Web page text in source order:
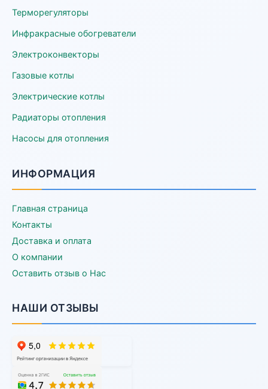
Терморегуляторы
Инфракрасные обогреватели
Электроконвекторы
Газовые котлы
Электрические котлы
Радиаторы отопления
Насосы для отопления
ИНФОРМАЦИЯ
Главная страница
Контакты
Доставка и оплата
О компании
Оставить отзыв о Нас
НАШИ ОТЗЫВЫ